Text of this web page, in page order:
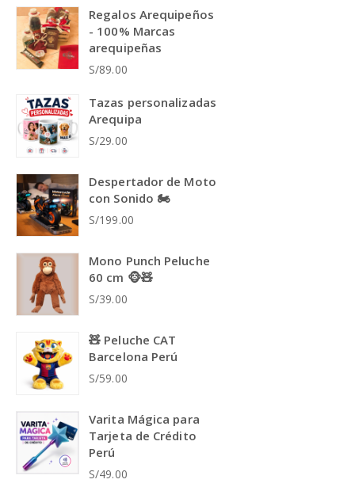
Regalos Arequipeños
- 100% Marcas
arequipeñas
S/89.00
Tazas personalizadas
Arequipa
S/29.00
Despertador de Moto
con Sonido 🏍️
S/199.00
Mono Punch Peluche
60 cm 🐵🧸
S/39.00
🧸 Peluche CAT
Barcelona Perú
S/59.00
Varita Mágica para
Tarjeta de Crédito
Perú
S/49.00